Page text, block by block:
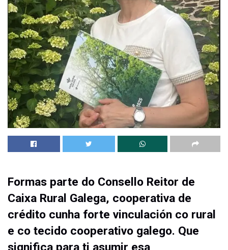
Formas parte do Consello Reitor de
Caixa Rural Galega, cooperativa de
crédito cunha forte vinculación co rural
e co tecido cooperativo galego. Que